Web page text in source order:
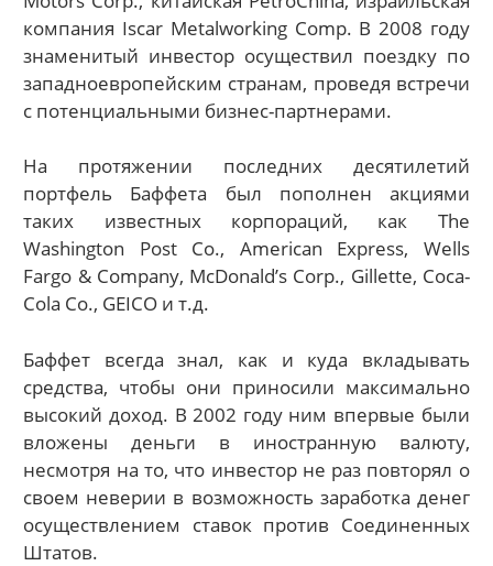
компания Iscar Metalworking Comp. В 2008 году
знаменитый инвестор осуществил поездку по
западноевропейским странам, проведя встречи
с потенциальными бизнес-партнерами.
На протяжении последних десятилетий
портфель Баффета был пополнен акциями
таких известных корпораций, как The
Washington Post Co., American Express, Wells
Fargo & Company, McDonald’s Corp., Gillette, Coca-
Cola Co., GEICO и т.д.
Баффет всегда знал, как и куда вкладывать
средства, чтобы они приносили максимально
высокий доход. В 2002 году ним впервые были
вложены деньги в иностранную валюту,
несмотря на то, что инвестор не раз повторял о
своем неверии в возможность заработка денег
осуществлением ставок против Соединенных
Штатов.